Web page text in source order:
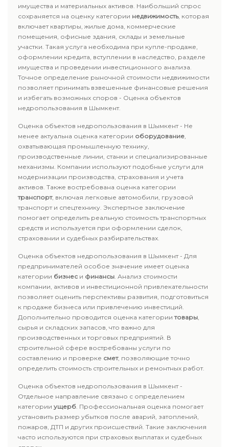
имущества и материальных активов. Наибольший спрос
сохраняется на оценку категории недвижимость, которая
включает квартиры, жилые дома, коммерческие
помещения, офисные здания, склады и земельные
участки. Такая услуга необходима при купле-продаже,
оформлении кредита, вступлении в наследство, разделе
имущества и проведении инвестиционного анализа.
Точное определение рыночной стоимости недвижимости
позволяет принимать взвешенные финансовые решения
и избегать возможных споров - Оценка объектов
недропользования в Шымкент.
Оценка объектов недропользования в Шымкент - Не
менее актуальна оценка категории оборудование,
охватывающая промышленную технику,
производственные линии, станки и специализированные
механизмы. Компании используют подобные услуги для
модернизации производства, страхования и учета
активов. Также востребована оценка категории
транспорт, включая легковые автомобили, грузовой
транспорт и спецтехнику. Экспертное заключение
помогает определить реальную стоимость транспортных
средств и используется при оформлении сделок,
страховании и судебных разбирательствах.
Оценка объектов недропользования в Шымкент - Для
предпринимателей особое значение имеет оценка
категории бизнес и финансы. Анализ стоимости
компании, активов и инвестиционной привлекательности
позволяет оценить перспективы развития, подготовиться
к продаже бизнеса или привлечению инвестиций.
Дополнительно проводится оценка категориитовары,
сырья и складских запасов, что важно для
производственных и торговых предприятий. В
строительной сфере востребованы услуги по
составлению и проверке смет, позволяющие точно
определить стоимость строительных и ремонтных работ.
Оценка объектов недропользования в Шымкент -
Отдельное направление связано с определением
категории ущерб. Профессиональная оценка помогает
установить размер убытков после аварий, затоплений,
пожаров, ДТП и других происшествий. Такие заключения
часто используются при страховых выплатах и судебных